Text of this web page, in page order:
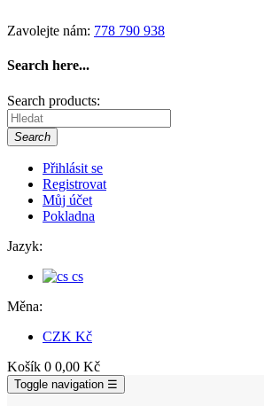
Zavolejte nám: 778 790 938
Search here...
Search products:
Search
Přihlásit se
Registrovat
Můj účet
Pokladna
Jazyk:
cs
Měna:
CZK Kč
Košík 0 0,00 Kč
Toggle navigation ☰